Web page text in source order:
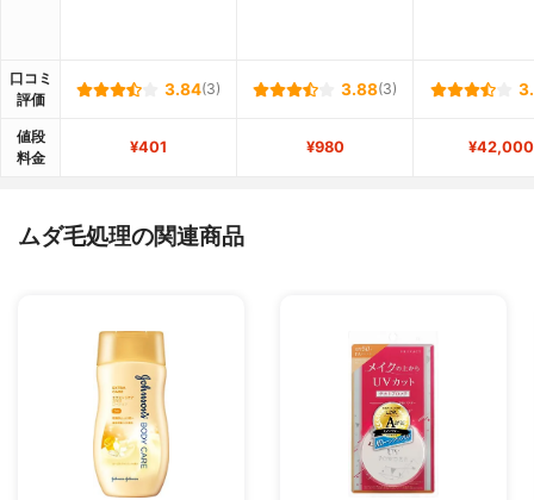
口コミ
評価
3.84(3) 3.88(3)
値段
料金
¥401 ¥980 ¥42,000
ムダ毛処理の関連商品